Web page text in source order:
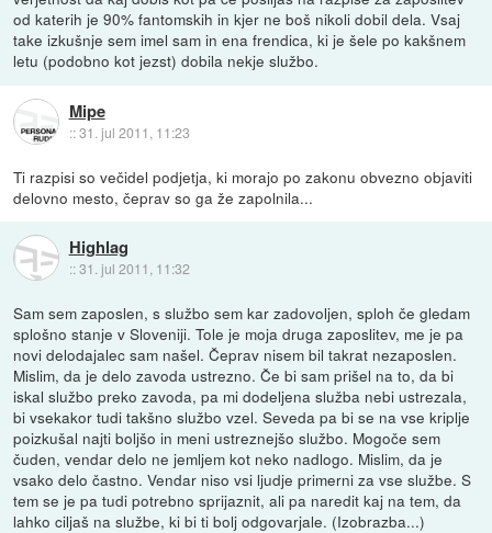
od katerih je 90% fantomskih in kjer ne boš nikoli dobil dela. Vsaj
take izkušnje sem imel sam in ena frendica, ki je šele po kakšnem
letu (podobno kot jezst) dobila nekje službo.
Mipe
::31. jul 2011, 11:23
Ti razpisi so večidel podjetja, ki morajo po zakonu obvezno objaviti
delovno mesto, čeprav so ga že zapolnila...
Highlag
::31. jul 2011, 11:32
Sam sem zaposlen, s službo sem kar zadovoljen, sploh če gledam
splošno stanje v Sloveniji. Tole je moja druga zaposlitev, me je pa
novi delodajalec sam našel. Čeprav nisem bil takrat nezaposlen.
Mislim, da je delo zavoda ustrezno. Če bi sam prišel na to, da bi
iskal službo preko zavoda, pa mi dodeljena služba nebi ustrezala,
bi vsekakor tudi takšno službo vzel. Seveda pa bi se na vse kriplje
poizkušal najti boljšo in meni ustreznejšo službo. Mogoče sem
čuden, vendar delo ne jemljem kot neko nadlogo. Mislim, da je
vsako delo častno. Vendar niso vsi ljudje primerni za vse službe. S
tem se je pa tudi potrebno sprijaznit, ali pa naredit kaj na tem, da
lahko ciljaš na službe, ki bi ti bolj odgovarjale. (Izobrazba...)